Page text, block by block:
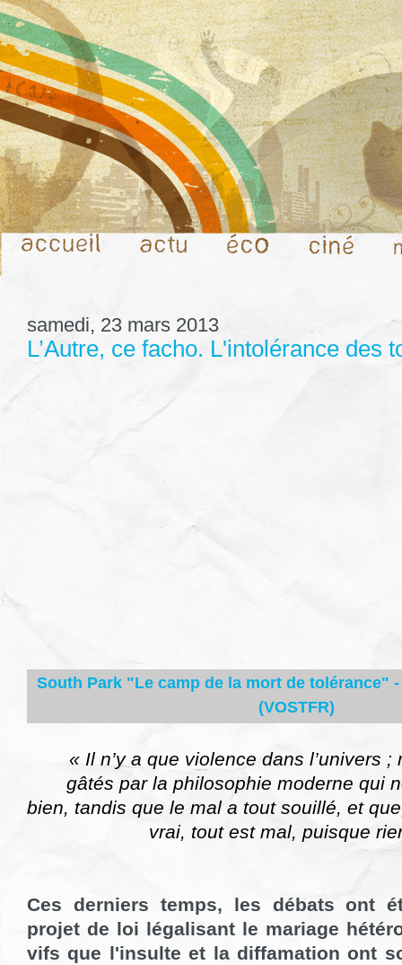
samedi, 23 mars 2013
L’Autre, ce facho. L'intolérance des
South Park "Le camp de la mort de tolérance"
(VOSTFR)
« Il n’y a que violence dans l’univers
gâtés par la philosophie moderne qui
bien, tandis que le mal a tout souillé, et
vrai, tout est mal, puisque
Ces derniers temps, les débats ont
projet de loi légalisant le mariage
vifs que l'insulte et la diffamation ont